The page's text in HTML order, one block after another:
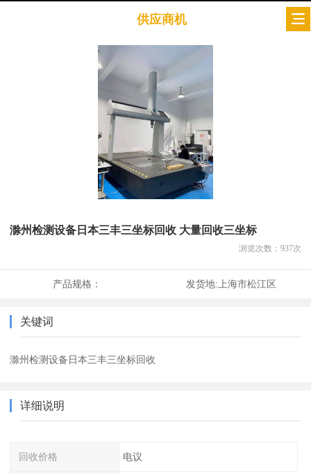
供应商机
滁州检测设备日本三丰三坐标回收 大量回收三坐标
浏览次数： 937次
产品规格： 发货地:上海市松江区
关键词
滁州检测设备日本三丰三坐标回收
详细说明
回收价格 电议